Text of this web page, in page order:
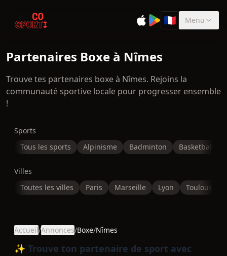
🇫🇷Sélectionner la
Menu
Partenaires Boxe à Nîmes
Trouve tes partenaires boxe à Nîmes. Rejoins la
communauté sportive locale pour progresser ensemble
!
Sports
Tous les sports
Alpinisme Badminton Basketball
Villes
Toutes les villes
Paris Marseille Lyon Toulouse
Accueil/Annonces/Boxe/Nîmes
✨ Trouve ton partenaire de sport avec